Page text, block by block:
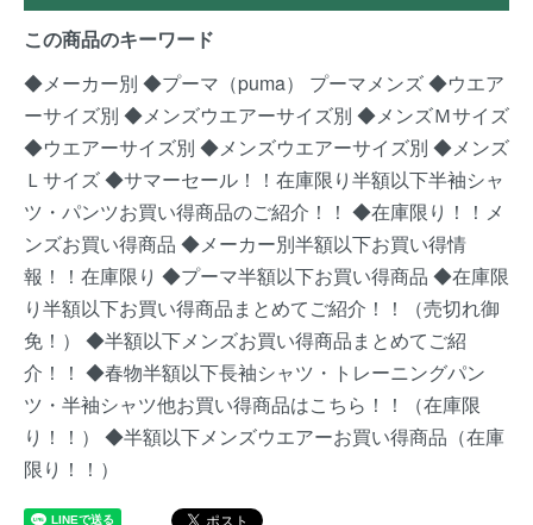
この商品のキーワード
◆メーカー別 ◆プーマ（puma） プーマメンズ◆ウエア
ーサイズ別 ◆メンズウエアーサイズ別 ◆メンズＭサイズ
◆ウエアーサイズ別 ◆メンズウエアーサイズ別 ◆メンズ
Ｌサイズ◆サマーセール！！在庫限り半額以下半袖シャ
ツ・パンツお買い得商品のご紹介！！ ◆在庫限り！！メ
ンズお買い得商品 ◆メーカー別半額以下お買い得情
報！！在庫限り ◆プーマ半額以下お買い得商品 ◆在庫限
り半額以下お買い得商品まとめてご紹介！！（売切れ御
免！）
◆半額以下メンズお買い得商品まとめてご紹
介！！ ◆春物半額以下長袖シャツ・トレーニングパン
ツ・半袖シャツ他お買い得商品はこちら！！（在庫限
り！！）
◆半額以下メンズウエアーお買い得商品（在庫
限り！！）